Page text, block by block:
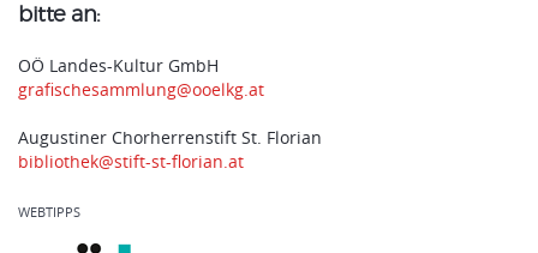
bitte an:
OÖ Landes-Kultur GmbH
grafischesammlung@ooelkg.at
Augustiner Chorherrenstift St. Florian
bibliothek@stift-st-florian.at
WEBTIPPS